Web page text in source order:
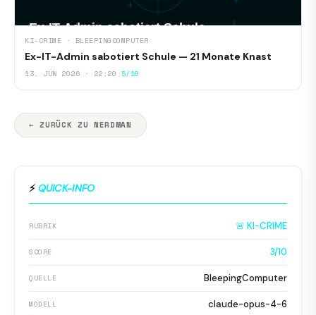
KI-CRIME · BLEEPINGCOMPUTER
Ex-IT-Admin sabotiert Schule — 21 Monate Knast
13. JUN 2026 · 22:20 5/10
← ZURÜCK ZU NERDMAN
⚡ QUICK-INFO
RUBRIK 🚨 KI-CRIME
SCORE 3/10
QUELLE BleepingComputer
MODELL claude-opus-4-6